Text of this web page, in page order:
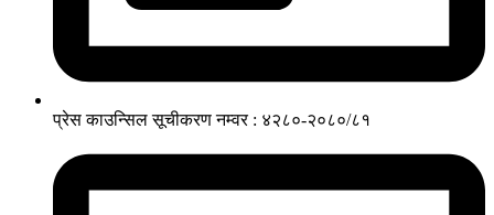
प्रेस काउन्सिल सूचीकरण नम्वर : ४२८०-२०८०/८१